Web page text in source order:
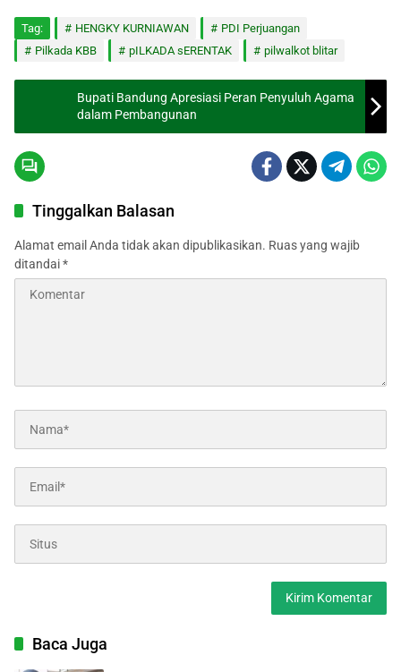
Tag: HENGKY KURNIAWAN
PDI Perjuangan
Pilkada KBB
pILKADA sERENTAK pilwalkot blitar
Bupati Bandung Apresiasi Peran Penyuluh Agama
dalam Pembangunan
Tinggalkan Balasan
Alamat email Anda tidak akan dipublikasikan. Ruas yang wajib
ditandai*
Baca Juga